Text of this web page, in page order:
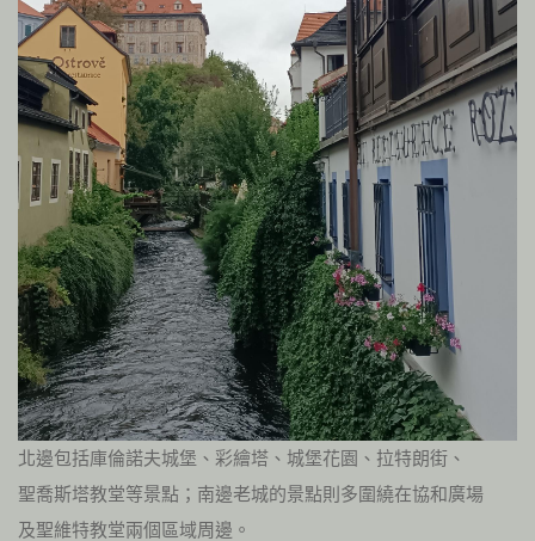
北邊包括庫倫諾夫城堡、彩繪塔、城堡花園、拉特朗街、
聖喬斯塔教堂等景點；南邊老城的景點則多圍繞在協和廣場
及聖維特教堂兩個區域周邊。